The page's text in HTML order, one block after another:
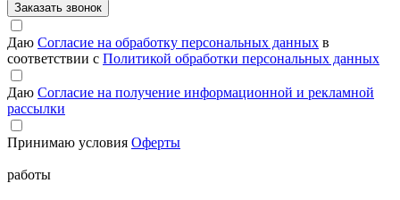
Заказать звонок
Даю Согласие на обработку персональных данных в
соответствии с Политикой обработки персональных данных
Даю Согласие на получение информационной и рекламной
рассылки
Принимаю условия Оферты
работы